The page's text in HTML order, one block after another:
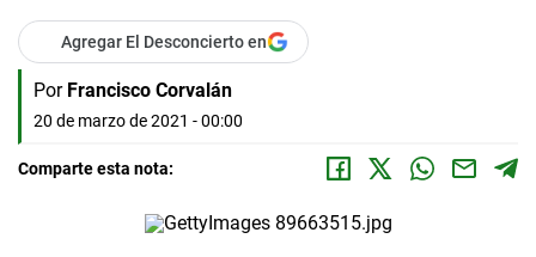
Agregar El Desconcierto en
Por Francisco Corvalán
20 de marzo de 2021 - 00:00
Comparte esta nota: